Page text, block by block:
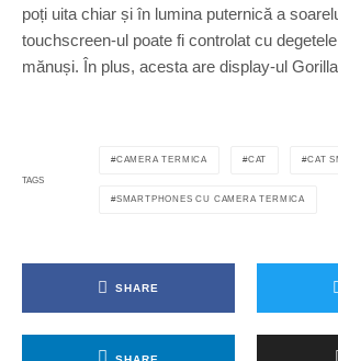
poți uita chiar și în lumina puternică a
touchscreen-ul poate fi controlat cu
mănuși. În plus, acesta are display-ul
TAGS
CAMERA TERMICA CAT CAT
SMARTPHONES CU CAMERA TERMICA
SHARE